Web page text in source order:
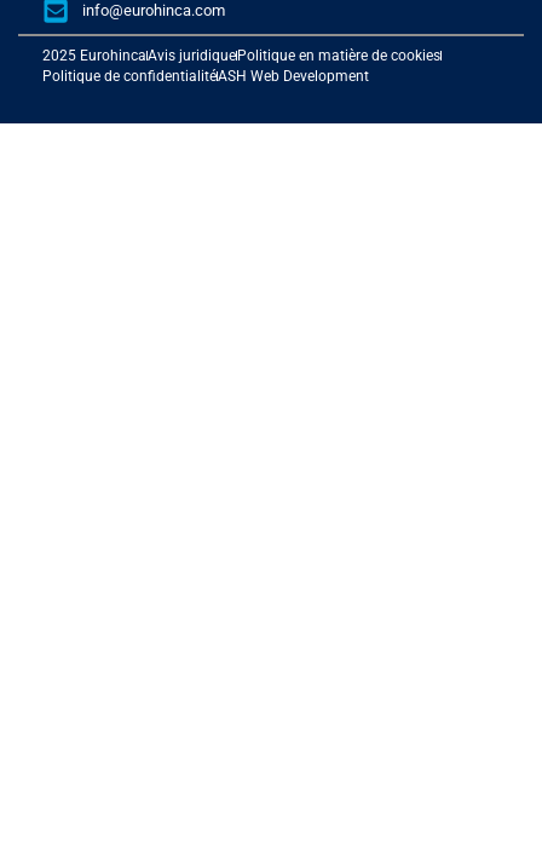
info@eurohinca.com
2025 EurohincaAvis juridiquePolitique en matière de cookies
Politique de confidentialitéASH Web Development